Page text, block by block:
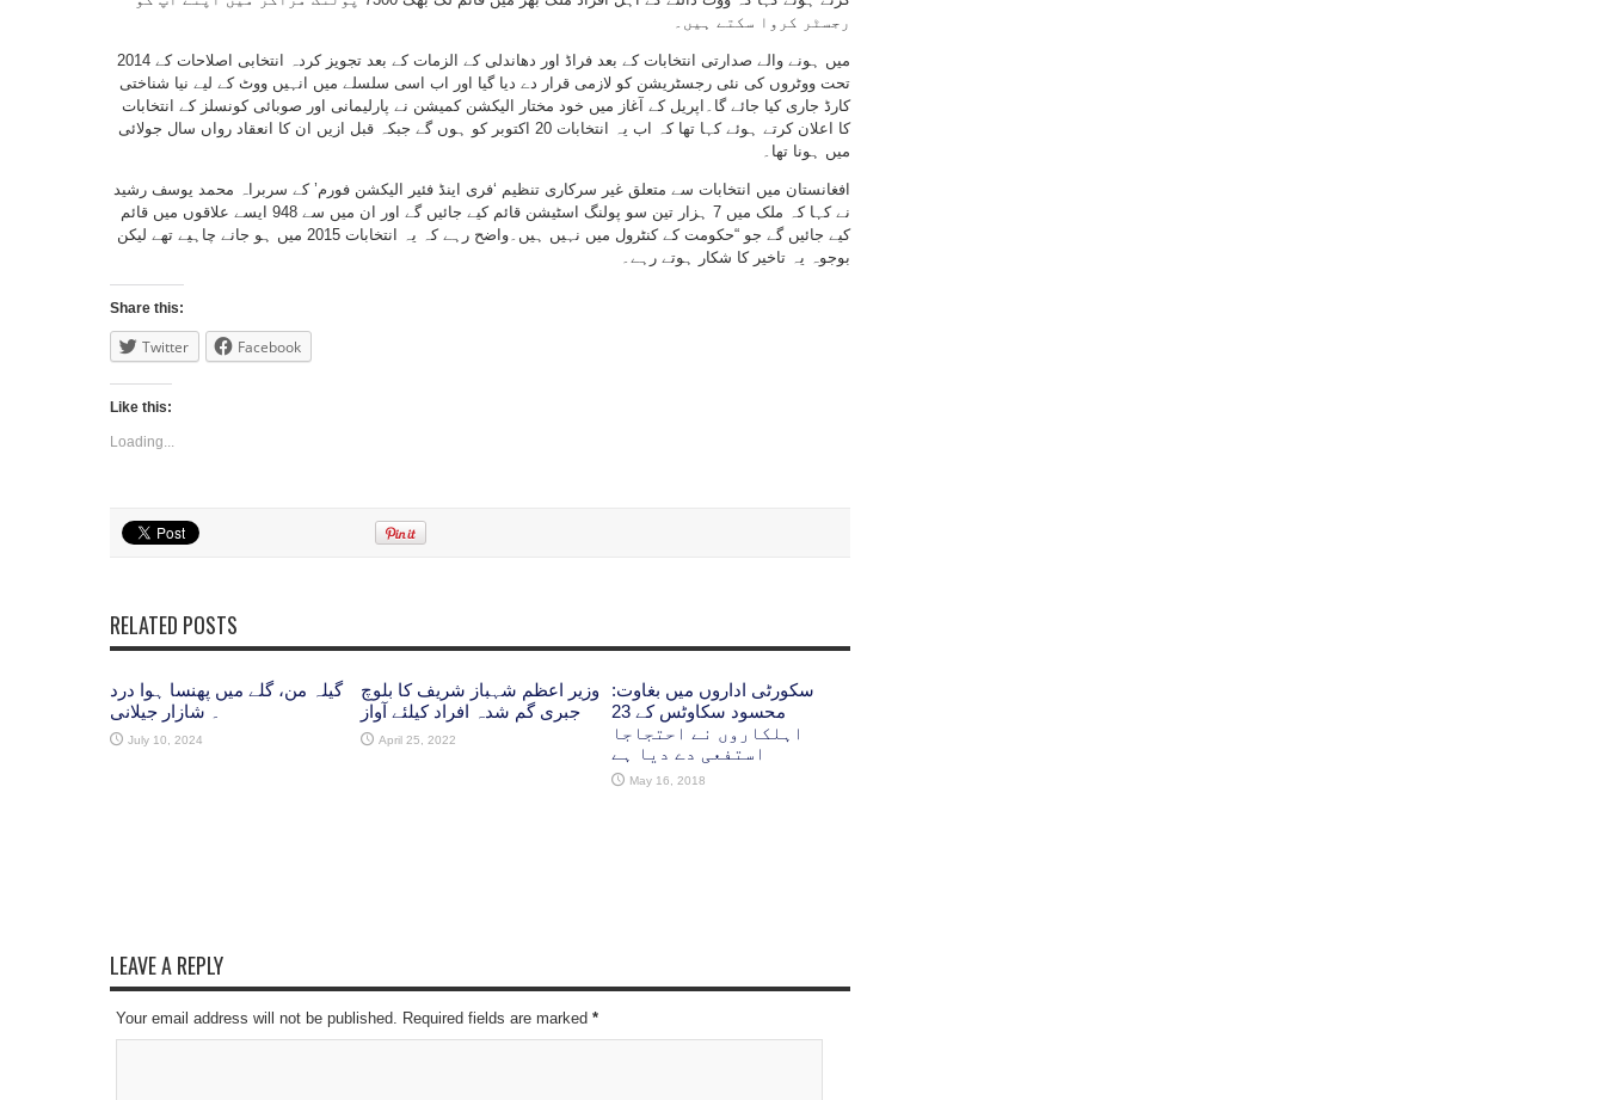
رجسٹر کروا سکتے ہیں۔
2014 میں ہونے والے صدارتی انتخابات کے بعد فراڈ اور دھاندلی کے الزمات کے بعد تجویز کردہ انتخابی اصلاحات کے
تحت ووٹروں کی نئی رجسٹریشن کو لازمی قرار دے دیا گیا اور اب اسی سلسلے میں انہیں ووٹ کے لیے نیا شناختی
کارڈ جاری کیا جائے گا۔اپریل کے آغاز میں خود مختار الیکشن کمیشن نے پارلیمانی اور صوبائی کونسلز کے انتخابات
کا اعلان کرتے ہوئے کہا تھا کہ اب یہ انتخابات 20 اکتوبر کو ہوں گے جبکہ قبل ازیں ان کا انعقاد رواں سال جولائی
میں ہونا تھا۔
افغانستان میں انتخابات سے متعلق غیر سرکاری تنظیم ‘فری اینڈ فئیر الیکشن فورم’ کے سربراہ محمد یوسف رشید
نے کہا کہ ملک میں 7 ہزار تین سو پولنگ اسٹیشن قائم کیے جائیں گے اور ان میں سے 948 ایسے علاقوں میں قائم
کیے جائیں گے جو “حکومت کے کنٹرول میں نہیں ہیں۔واضح رہے کہ یہ انتخابات 2015 میں ہو جانے چاہیے تھے لیکن
بوجوہ یہ تاخیر کا شکار ہوتے رہے۔
Share this:
Twitter Facebook
Like this:
Loading...
RELATED POSTS
گیلہ من، گلے میں پھنسا ہوا درد
۔ شازار جیلانی
July 10, 2024
وزیر اعظم شہباز شریف کا بلوچ
جبری گم شدہ افراد کیلئے آواز
April 25, 2022
سکورٹی اداروں میں بغاوت:
محسود سکاوٹس کے 23
اہلکاروں نے احتجاجا
استفعی دے دیا ہے
May 16, 2018
LEAVE A REPLY
Your email address will not be published. Required fields are marked *